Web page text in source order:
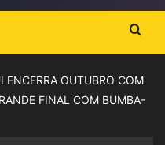
ENCERRA OUTUBRO COM
FINAL COM BUMBA-